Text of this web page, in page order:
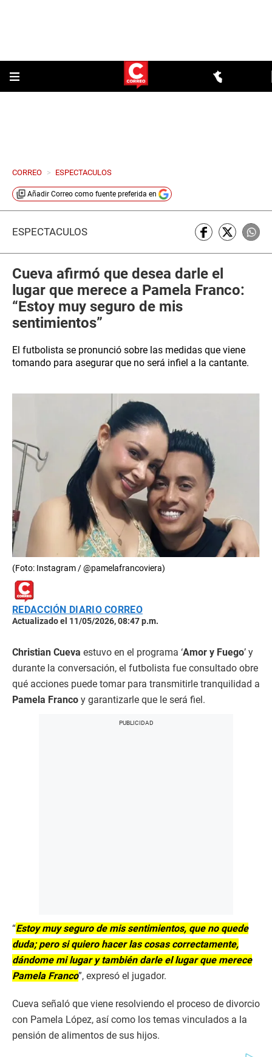
CORREO > ESPECTACULOS
Añadir Correo como fuente preferida en
ESPECTÁCULOS
Cueva afirmó que desea darle el
lugar que merece a Pamela Franco:
“Estoy muy seguro de mis
sentimientos”
El futbolista se pronunció sobre las medidas que viene
tomando para asegurar que no será infiel a la cantante.
(Foto: Instagram / @pamelafrancoviera)
REDACCIÓN DIARIO CORREO
Actualizado el 11/05/2026, 08:47 p.m.
Christian Cueva estuvo en el programa ‘Amor y Fuego’ y
durante la conversación, el futbolista fue consultado obre
qué acciones puede tomar para transmitirle tranquilidad a
Pamela Franco y garantizarle que le será fiel.
“Estoy muy seguro de mis sentimientos, que no quede
duda; pero si quiero hacer las cosas correctamente,
dándome mi lugar y también darle el lugar que merece
Pamela Franco”, expresó el jugador.
Cueva señaló que viene resolviendo el proceso de divorcio
con Pamela López, así como los temas vinculados a la
pensión de alimentos de sus hijos.